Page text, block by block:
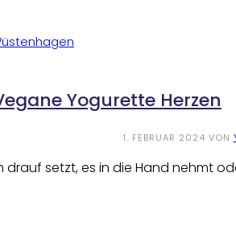
Yogurette Herzen
1. FEBRUAR 2024 VON
drauf setzt, es in die Hand nehmt